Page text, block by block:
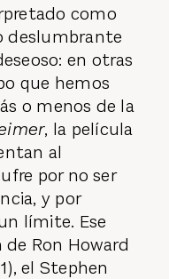
como
deslumbrante
en otras
que hemos
o menos de la
, la película
al
por no ser
y por
límite. Ese
Ron Howard
el Stephen